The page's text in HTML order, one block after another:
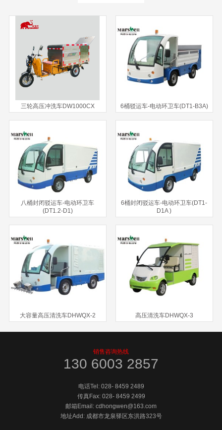
三轮高压冲洗车DW1000CX 6桶驳运车-电动环卫车(DT1-B3A)
八桶封闭驳运车-电动环卫车
(DT1.2-D1)
6桶封闭驳运车-电动环卫车(DT1-
D1A )
大容量高压清洗车DHWQX-2 高压清洗车DHWQX-3
销售咨询热线
130 6003 2857
电话Tel: 028- 8459 2489
传真Fax: 028- 8459 2499
邮箱Email: cdhongwen@163.com
地址Add: 成都市龙泉驿区东洪路323号